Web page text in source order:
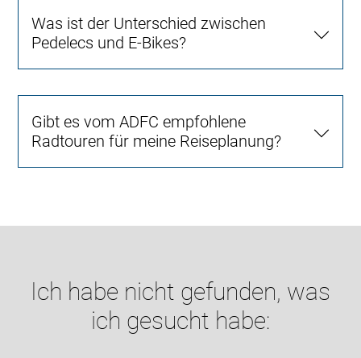
Was ist der Unterschied zwischen
Pedelecs und E-Bikes?
Gibt es vom ADFC empfohlene
Radtouren für meine Reiseplanung?
Ich habe nicht gefunden, was
ich gesucht habe: